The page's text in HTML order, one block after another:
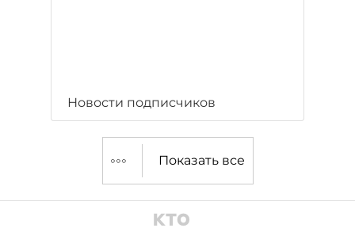
Новости подписчиков
Показать все